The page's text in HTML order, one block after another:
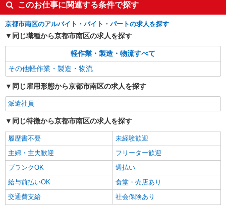
このお仕事に関連する条件で探す
京都市南区のアルバイト・バイト・パートの求人を探す
同じ職種から京都市南区の求人を探す
軽作業・製造・物流すべて
その他軽作業・製造・物流
同じ雇用形態から京都市南区の求人を探す
派遣社員
同じ特徴から京都市南区の求人を探す
履歴書不要
未経験歓迎
主婦・主夫歓迎
フリーター歓迎
ブランクOK
週払い
給与前払いOK
食堂・売店あり
交通費支給
社会保険あり